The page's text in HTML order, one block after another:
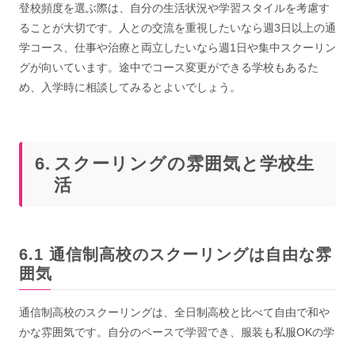
登校頻度を選ぶ際は、自分の生活状況や学習スタイルを考慮す
ることが大切です。人との交流を重視したいなら週3日以上の通
学コース、仕事や治療と両立したいなら週1日や集中スクーリン
グが向いています。途中でコース変更ができる学校もあるた
め、入学時に相談してみるとよいでしょう。
スクーリングの雰囲気と学校生
活
通信制高校のスクーリングは自由な雰
囲気
通信制高校のスクーリングは、全日制高校と比べて自由で和や
かな雰囲気です。自分のペースで学習でき、服装も私服OKの学